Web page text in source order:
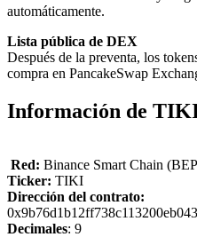
automáticamente.
Lista pública de ‍DEX
‍Después de la preventa, los
compra en PancakeSwap
Información de
Red: Binance Smart Chain
Ticker: TIKI
Dirección del contrato:
Decimales: 9